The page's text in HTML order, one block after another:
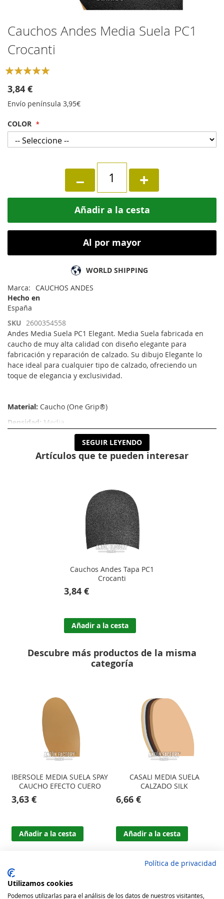
Skip
to
the
beginning
of
the
images
gallery
Cauchos Andes Media Suela PC1
Crocanti
Rating:
3,84 €
Envío península 3,95€
COLOR
− +
Añadir a la cesta
Al por mayor
WORLD SHIPPING
Marca
CAUCHOS ANDES
Hecho en
España
SKU 2600354558
Andes Media Suela PC1 Elegant. Media Suela fabricada en
caucho de muy alta calidad con diseño elegante para
fabricación y reparación de calzado. Su dibujo Elegante lo
hace ideal para cualquier tipo de calzado, ofreciendo un
toque de elegancia y exclusividad.
Material: Caucho (One Grip®)
Densidad: Media
Espesor:2.0 mm
Lijado + Halógeno + ISOPOL
SEGUIR LEYENDO
Artículos que te pueden interesar
Cauchos Andes Tapa PC1
Crocanti
3,84 €
Añadir a la cesta
Descubre más productos de la misma
categoría
IBERSOLE MEDIA SUELA SPAY
CAUCHO EFECTO CUERO
3,63 €
Añadir a la cesta
CASALI MEDIA SUELA
CALZADO SILK
6,66 €
Añadir a la cesta
Política de privacidad
Utilizamos cookies
Podemos utilizarlas para el análisis de los datos de nuestros visitantes,